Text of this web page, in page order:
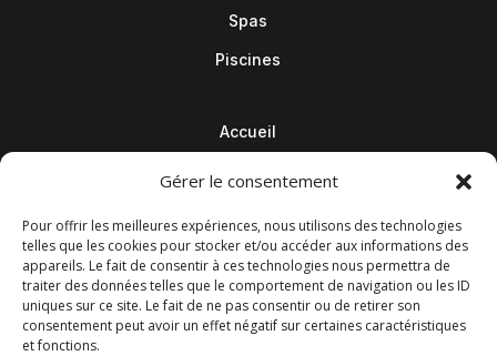
Gérer le consentement
Pour offrir les meilleures expériences, nous utilisons des technologies
telles que les cookies pour stocker et/ou accéder aux informations des
appareils. Le fait de consentir à ces technologies nous permettra de
traiter des données telles que le comportement de navigation ou les ID
uniques sur ce site. Le fait de ne pas consentir ou de retirer son
consentement peut avoir un effet négatif sur certaines caractéristiques
et fonctions.
Spas
Piscines
Accueil